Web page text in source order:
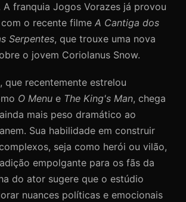
franquia Jogos Vorazes já provou
o recente filme A Cantiga dos
Serpentes, que trouxe uma nova
o jovem Coriolanus Snow.
que recentemente estrelou
O Menu e The King's Man, chega
mais peso dramático ao
Sua habilidade em construir
seja como herói ou vilão,
empolgante para os fãs da
do ator sugere que o estúdio
nuances políticas e emocionais